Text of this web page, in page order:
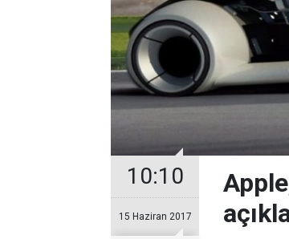
10:10
15 Haziran 2017